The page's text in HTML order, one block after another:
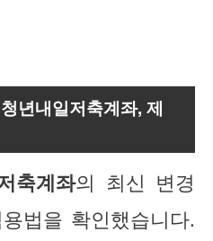
년내일저축계좌, 제
축계좌의 최신 변경
법을 확인했습니다.